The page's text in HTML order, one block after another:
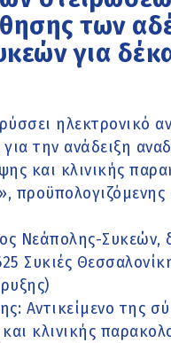
των
για
ηλεκτρονικό
την ανάδειξη
και κλινικής
Νεάπολης-
Συκιές
Αντικείμενο της
κλινικής